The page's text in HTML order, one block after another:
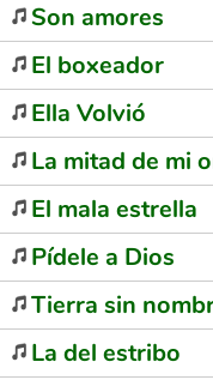
Son amores
El boxeador
Ella Volvió
La mitad de mi
El mala estrella
Pídele a Dios
Tierra sin
La del estribo